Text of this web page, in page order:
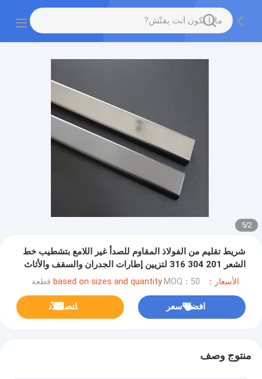
3
/
5
شريط تقليم من الفولاذ المقاوم للصدأ غير اللامع بتشطيب خط
الشعر 201 304 316 لتزيين إطارات الجدران والسقف والأثاث
الأسعار：based on sizes and quantity MOQ：50 قطعة
افضل سعر ﺎﺘﺼﻟ ﺍﻶﻧ
منتوج وصف